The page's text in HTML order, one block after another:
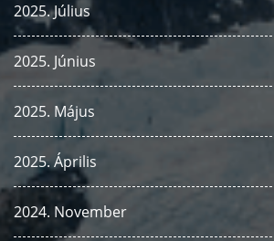
2025. Július
2025. Június
2025. Május
2025. Április
2024. November